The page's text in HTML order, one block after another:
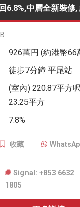
6.8%,中層全新裝修
926萬円 (約港幣66
徒步7分鐘 平尾站
(室內) 220.87平方
23.25平方
7.8%
收藏
Signal: +853 6632
1805